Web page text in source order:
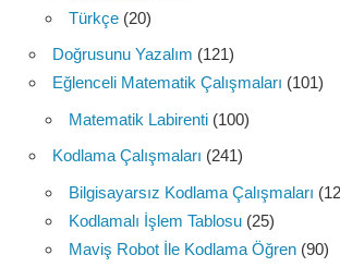
Türkçe (20)
Doğrusunu Yazalım (121)
Eğlenceli Matematik Çalışmaları (101)
Matematik Labirenti (100)
Kodlama Çalışmaları (241)
Bilgisayarsız Kodlama Çalışmaları
Kodlamalı İşlem Tablosu (25)
Maviş Robot İle Kodlama Öğren (90)